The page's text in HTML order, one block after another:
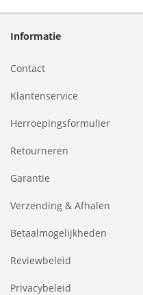
Informatie
Contact
Klantenservice
Herroepingsformulier
Retourneren
Garantie
Verzending & Afhalen
Betaalmogelijkheden
Reviewbeleid
Privacybeleid